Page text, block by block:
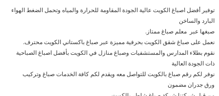
توفير أفضل اصباغ الكويت عالية الجودة المقاومة للحرارة والمياه وتحمل الضغط الهواء
البارد والساخن
صبغها عبر معلم صباغ ممتاز.
نعمل على صباغ شقق الكويت بحرفية مميزة عبر صباغ باكستاني الكويت محترف.
نقوم بطلاء المدارس والمستشفيات وصباغ منازل في الكويت بأفضل اصباغ الصباحية
ذات الجودة العالية
نوفر لكم رقم صباغ بالكويت للتواصل معه ويقدم لكم كافة الخدمات صباغ وتركيب
ورق جدران مضمون